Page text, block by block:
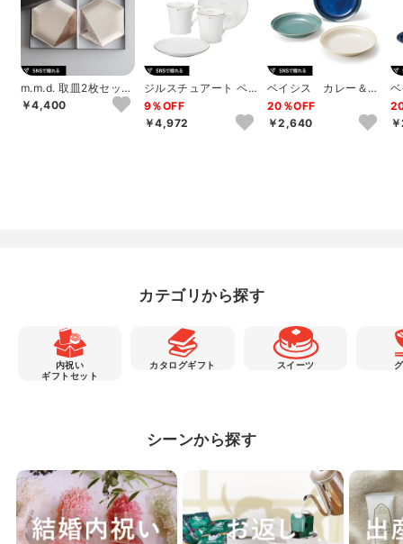
m.m.d. 取皿2枚セット
ローズ＋グレーパープ
ル
￥4,400
ジルスチュアート ペ
アモーニング
9％OFF
￥4,972
ベイシス カレー＆パ
スタセット
20％OFF
￥2,640
カテゴリから探す
内祝い
ギフトセット
カタログギフト スイーツ
シーンから探す